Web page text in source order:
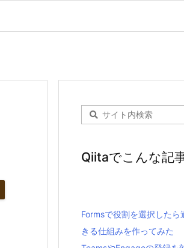
Qiitaでこんな記
Formsで役割を選択した
きる仕組みを作ってみた